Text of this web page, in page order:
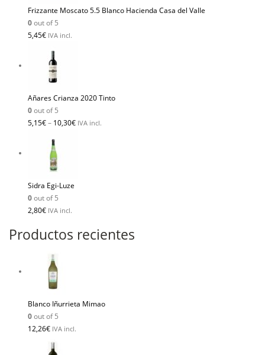
Frizzante Moscato 5.5 Blanco Hacienda Casa del Valle
0out of 5
5,45€ IVA incl.
Añares Crianza 2020 Tinto
0out of 5
5,15€– 10,30€ IVA incl.
Sidra Egi-Luze
0out of 5
2,80€ IVA incl.
Productos recientes
Blanco Iñurrieta Mimao
0out of 5
12,26€ IVA incl.